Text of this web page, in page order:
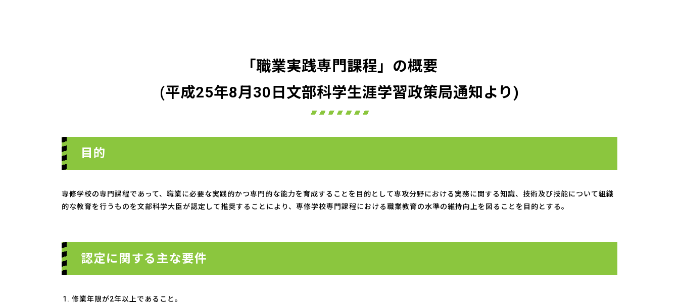
「職業実践専門課程」の概要
(平成25年8月30日文部科学生涯学習政策局通知より)
目的
専修学校の専門課程であって、職業に必要な実践的かつ専門的な能力を育成することを目的として専攻分野における実務に関する知識、技術及び技能について組織
的な教育を行うものを文部科学大臣が認定して推奨することにより、専修学校専門課程における職業教育の水準の維持向上を図ることを目的とする。
認定に関する主な要件
修業年限が2年以上であること。